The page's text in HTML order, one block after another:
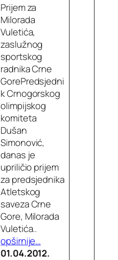
Prijem za
Milorada
Vuletića,
zaslužnog
sportskog
radnika Crne
GorePredsjedni
k Crnogorskog
olimpijskog
komiteta
Dušan
Simonović,
danas je
upriličio prijem
za predsjednika
Atletskog
saveza Crne
Gore, Milorada
Vuletića..
opširnije…
01.04.2012.